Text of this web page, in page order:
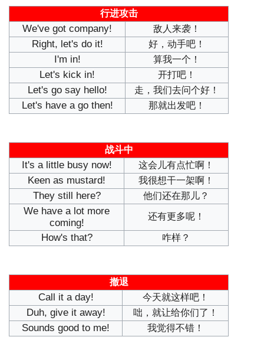
行进攻击
We've got company! 敌人来袭！
Right, let's do it! 好，动手吧！
I'm in! 算我一个！
Let's kick in! 开打吧！
Let's go say hello! 走，我们去问个好！
Let's have a go then! 那就出发吧！
战斗中
It's a little busy now! 这会儿有点忙啊！
Keen as mustard! 我很想干一架啊！
They still here? 他们还在那儿？
We have a lot more
coming!
还有更多呢！
How's that? 咋样？
撤退
Call it a day! 今天就这样吧！
Duh, give it away! 咄，就让给你们了！
Sounds good to me! 我觉得不错！